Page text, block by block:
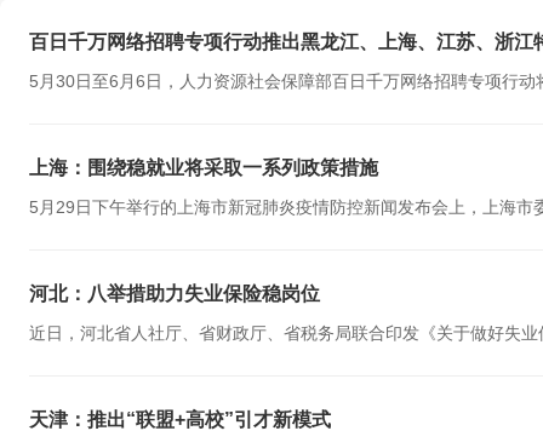
百日千万网络招聘专项行动推出黑龙江、上海、江苏、浙江
5月30日至6月6日，人力资源社会保障部百日千万网络招聘专项行
上海：围绕稳就业将采取一系列政策措施
5月29日下午举行的上海市新冠肺炎疫情防控新闻发布会上，上海
河北：八举措助力失业保险稳岗位
近日，河北省人社厅、省财政厅、省税务局联合印发《关于做好失
天津：推出“联盟+高校”引才新模式